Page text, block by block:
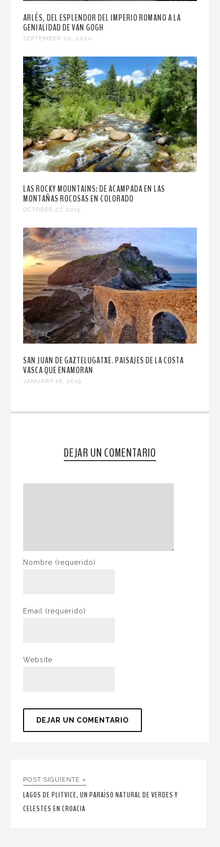
ARLÉS, DEL ESPLENDOR DEL IMPERIO ROMANO A LA
GENIALIDAD DE VAN GOGH
SEPTEMBER 20, 2020
LAS ROCKY MOUNTAINS: DE ACAMPADA EN LAS
MONTAÑAS ROCOSAS EN COLORADO
OCTOBER 27, 2015
SAN JUAN DE GAZTELUGATXE. PAISAJES DE LA COSTA
VASCA QUE ENAMORAN
JANUARY 16, 2019
DEJAR UN COMENTARIO
Nombre (requerido)
Email (requerido)
Website
POST SIGUIENTE »
LAGOS DE PLITVICE, UN PARAÍSO NATURAL DE VERDES Y
CELESTES EN CROACIA